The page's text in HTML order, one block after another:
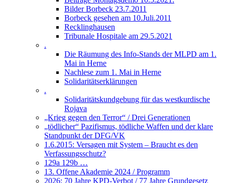
Bilder Borbeck 23.7.2011
Borbeck gesehen am 10.Juli.2011
Recklinghausen
Tribunale Hospitale am 29.5.2021
.
Die Räumung des Info-Stands der MLPD am 1.
Mai in Herne
Nachlese zum 1. Mai in Herne
Solidaritätserklärungen
.
Solidaritätskundgebung für das westkurdische
Rojava
„Krieg gegen den Terror“ / Drei Generationen
„tödlicher“ Pazifismus, tödliche Waffen und der klare
Standpunkt der DFG/VK
1.6.2015: Versagen mit System – Braucht es den
Verfassungsschutz?
129a 129b …
13. Offene Akademie 2024 / Programm
2026: 70 Jahre KPD-Verbot / 77 Jahre Grundgesetz